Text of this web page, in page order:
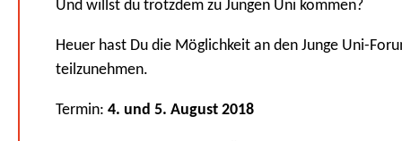
Und willst du trotzdem zu Jungen Uni kommen?
Heuer hast Du die Möglichkeit an den Junge Uni-
teilzunehmen.
Termin: 4. und 5. August 2018